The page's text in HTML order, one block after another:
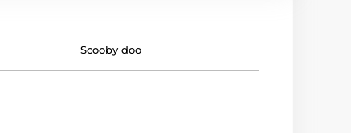
Scooby doo